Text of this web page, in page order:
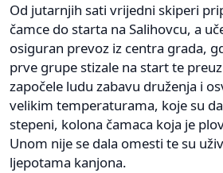
Od jutarnjih sati vrijedni skiperi
čamce do starta na Salihovcu, a
osiguran prevoz iz centra grada,
prve grupe stizale na start te
započele ludu zabavu druženja i
velikim temperaturama, koje su
stepeni, kolona čamaca koja je
Unom nije se dala omesti te su
ljepotama kanjona.